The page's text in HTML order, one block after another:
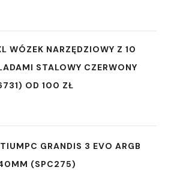
WÓZEK NARZĘDZIOWY Z 10
STALOWY CZERWONY
OD 100 ZŁ
GRANDIS 3 EVO ARGB
(SPC275)